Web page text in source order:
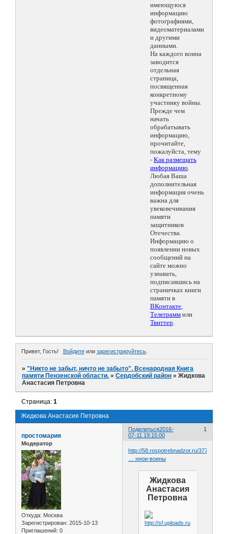
имеющуюся
информацию
фотографиями,
видеоматериалами
и другими
данными.
На каждого воина
заводится
отдельная
страница,
посвященная
конкретному
участнику войны.
Прежде чем
начать
обрабатывать
информацию,
прочитайте,
пожалуйста, тему
- Как размещать
информацию.
Любая Ваша
дополнительная
информация очень
важна для
увековечивания
памяти
защитников
Отечества.
Информацию о
появлении новых
сообщений на
сайте можно
узнавать,
подписавшись на
страничках книги
памяти в
ВКонтакте,
Телеграмм или
Твиттер.
Привет, Гость! Войдитеили зарегистрируйтесь.
»"Никто не забыт, ничто не забыто". Всенародная Книга
памяти Пензенской области. »Сердобский район »Жидкова
Анастасия Петровна
Жидкова Анастасия Петровна
Страница:1
Поделиться 1
2016-
07-11 19:15:00
простомария
Модератор
Откуда: Москва
Зарегистрирован: 2015-10-13
Приглашений: 0
http://58.rospotrebnadzor.ru/377/-/asse
… ннои-воины
Жидкова
Анастасия
Петровна